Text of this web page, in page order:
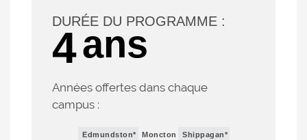
DURÉE DU PROGRAMME :
4ans
Années offertes dans chaque
campus :
Edmundston* Moncton Shippagan*